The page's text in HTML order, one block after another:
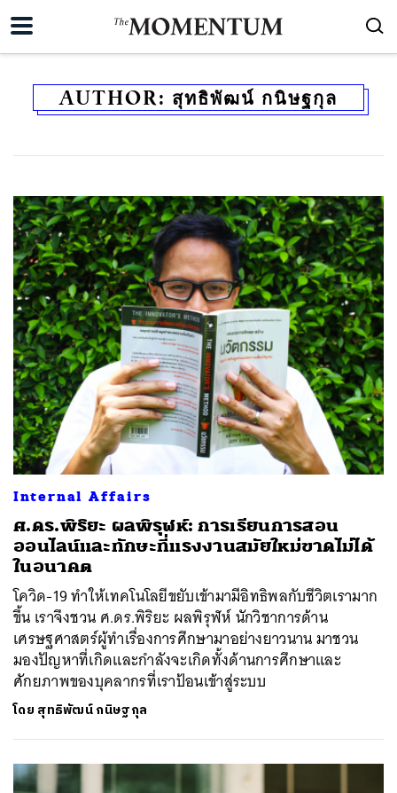
AUTHOR: สุทธิพัฒน์ กนิษฐกุล
Internal Affairs
ศ.ดร.พิริยะ ผลพิรุฬห์: การเรียนการสอน
ออนไลน์และทักษะที่แรงงานสมัยใหม่ขาดไม่ได้
ในอนาคต
โควิด-19 ทำให้เทคโนโลยีขยับเข้ามามีอิทธิพลกับชีวิตเรามาก
ขึ้น เราจึงชวน ศ.ดร.พิริยะ ผลพิรุฬห์ นักวิชาการด้าน
เศรษฐศาสตร์ผู้ทำเรื่องการศึกษามาอย่างยาวนาน มาชวน
มองปัญหาที่เกิดและกำลังจะเกิดทั้งด้านการศึกษาและ
ศักยภาพของบุคลากรที่เราป้อนเข้าสู่ระบบ
โดย สุทธิพัฒน์ กนิษฐกุล